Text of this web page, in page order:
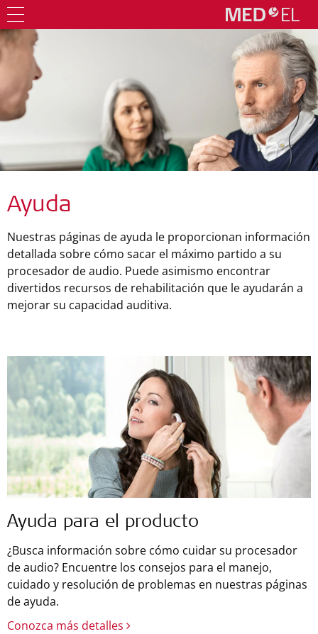
Ayuda
Nuestras páginas de ayuda le proporcionan información
detallada sobre cómo sacar el máximo partido a su
procesador de audio. Puede asimismo encontrar
divertidos recursos de rehabilitación que le ayudarán a
mejorar su capacidad auditiva.
Ayuda para el producto
¿Busca información sobre cómo cuidar su procesador
de audio? Encuentre los consejos para el manejo,
cuidado y resolución de problemas en nuestras páginas
de ayuda.
Conozca más detalles